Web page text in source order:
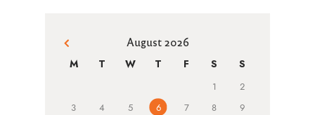
August 2026
M T W T F S S
1
2
3
4 5 6 7 8
9
« Jun